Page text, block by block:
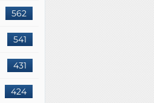
562
541
431
424